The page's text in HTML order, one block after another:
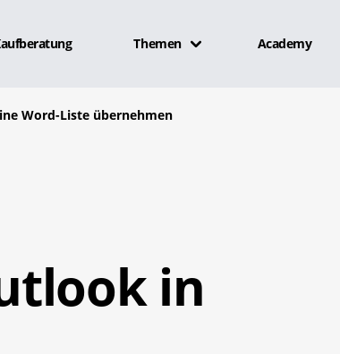
Themen Academy
Word-Liste übernehmen
in